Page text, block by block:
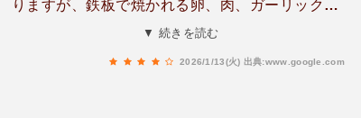
りますが、鉄板で焼かれる卵、肉、ガーリックラ
イスを見つつガーリックの香りで期待度MAXヤバ
▼ 続きを読む
2026/1/13(火) 出典:www.google.com